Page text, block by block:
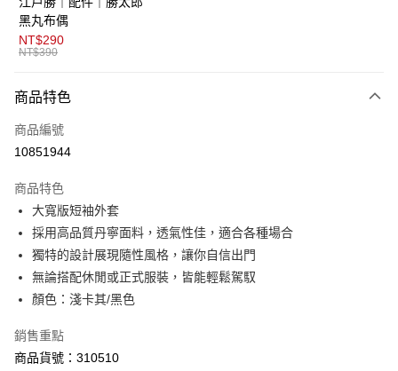
１．簡單：不需註冊會員、不需綁卡、不需儲值。
２．便利：只要手機號碼，簡訊認證，即可結帳。
３．安心：先確認商品／服務後，再付款。
１．於結帳方式選擇「AFTEE先享後付」後，將跳轉至「AFTEE先享後付」
２．訂單成立數日內，您將收到繳費通知簡訊。
３．收到繳費通知簡訊後14天內，點擊此簡訊中的連結，可透過四大超商／
購買商品的店家。未經商家同意取消之訂單仍視為有效，需透過AFTEE先享
後付繳納相關費用。
※ 交易是否成功請以「AFTEE先享後付 」之結帳頁面顯示為準，若有關於
是否繳費成功／繳費後需取消欲退款等相關疑問，請聯繫「AFTEE先享後付
客戶支援中心」https://netprotections.freshdesk.com/support/home
１．透過由恩沛科技股份有限公司提供之「AFTEE先享後付」服務完成之交
權轉讓予恩沛科技股份有限公司。
２．關於個人資料處理事宜，請瀏覽以下網址：
運送方式
全家取貨付款
免運費
免運費
付款後萊爾富取貨
免運費
7-11取貨付款
免運費
付款後7-11取貨
免運費
黑丸布偶
NT$290
NT$390
商品特色
商品編號
10851944
商品特色
大寬版短袖外套
採用高品質丹寧面料，透氣性佳，適合各種場合
獨特的設計展現隨性風格，讓你自信出門
無論搭配休閒或正式服裝，皆能輕鬆駕馭
顏色：淺卡其/黑色
銷售重點
商品貨號：310510